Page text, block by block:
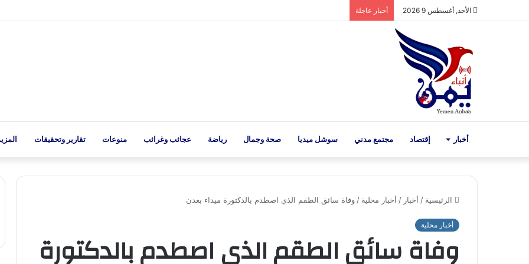
الأحد, أغسطس 9 2026 أخبار عاجلة
أخبار إقتصاد مجتمع مدني سوشل ميديا صحة وجمال رياضة عجائب وغرائب منوعات تقارير وتحقيقات
الرئيسية / أخبار / أخبار محلية / وفاة سائق الطقم الذي اصطدم بالدكتورة ميداء بعدن
أخبار محلية
وفاة سائق الطقم الذي اصطدم بالدكتورة